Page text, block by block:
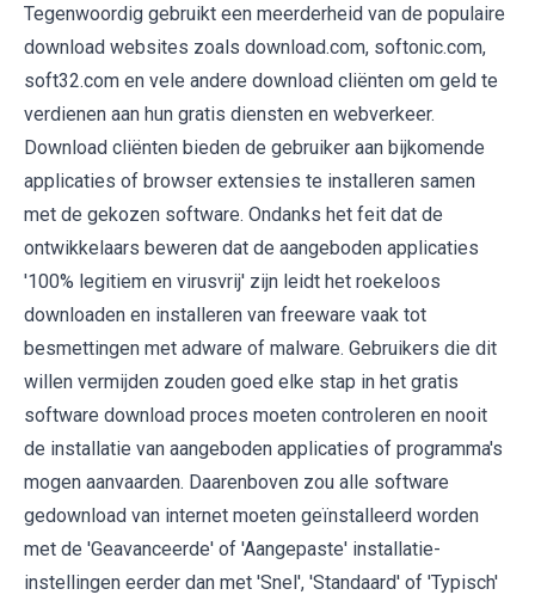
Tegenwoordig gebruikt een meerderheid van de populaire
download websites zoals download.com, softonic.com,
soft32.com en vele andere download cliënten om geld te
verdienen aan hun gratis diensten en webverkeer.
Download cliënten bieden de gebruiker aan bijkomende
applicaties of browser extensies te installeren samen
met de gekozen software. Ondanks het feit dat de
ontwikkelaars beweren dat de aangeboden applicaties
'100% legitiem en virusvrij' zijn leidt het roekeloos
downloaden en installeren van freeware vaak tot
besmettingen met adware of malware. Gebruikers die dit
willen vermijden zouden goed elke stap in het gratis
software download proces moeten controleren en nooit
de installatie van aangeboden applicaties of programma's
mogen aanvaarden. Daarenboven zou alle software
gedownload van internet moeten geïnstalleerd worden
met de 'Geavanceerde' of 'Aangepaste' installatie-
instellingen eerder dan met 'Snel', 'Standaard' of 'Typisch'